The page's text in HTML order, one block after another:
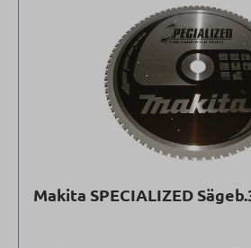
Makita SPECIALIZED